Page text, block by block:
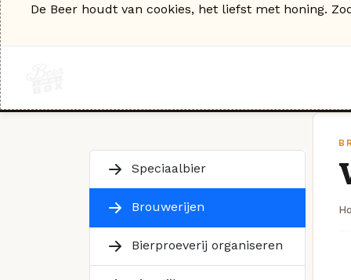
Speciaalbier
Brouwerijen
Bierproeverij organiseren
De Beer houdt van cookies, het liefst met honing.